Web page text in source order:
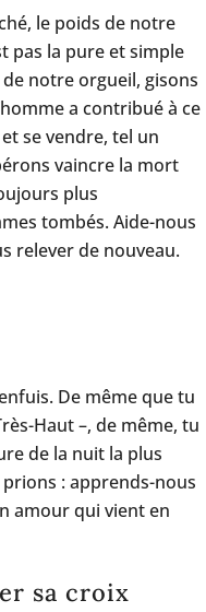
le poids de notre
pas la pure et simple
notre orgueil, gisons
a contribué à ce
se vendre, tel un
vaincre la mort
plus
tombés. Aide-nous
relever de nouveau.
De même que tu
Haut –, de même, tu
de la nuit la plus
: apprends-nous
amour qui vient en
sa croix